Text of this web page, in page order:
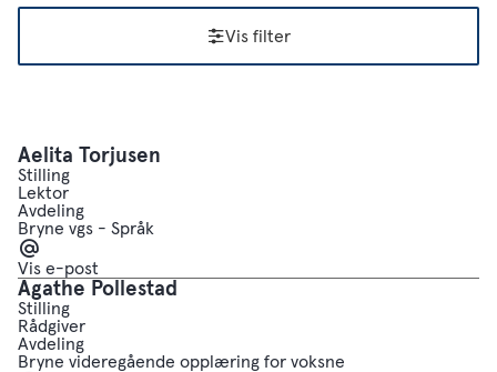
Vis filter
Aelita Torjusen
Stilling
Lektor
Avdeling
Bryne vgs - Språk
post
Vis e-post
Agathe Pollestad
Stilling
Rådgiver
Avdeling
Bryne videregående opplæring for voksne